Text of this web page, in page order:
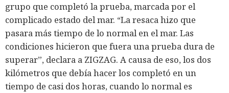
grupo que completó la prueba, marcada por el
complicado estado del mar. “La resaca hizo que
pasara más tiempo de lo normal en el mar. Las
condiciones hicieron que fuera una prueba dura de
superar”, declara a ZIGZAG. A causa de eso, los dos
kilómetros que debía hacer los completó en un
tiempo de casi dos horas, cuando lo normal es